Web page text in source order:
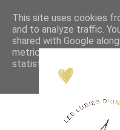
This site uses cookies
and to analyze traffic.
shared with Google
metrics to ensure
statistics, and to detect